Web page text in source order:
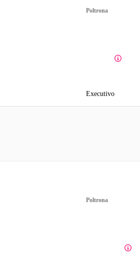
Poltrona
Executivo
Poltrona